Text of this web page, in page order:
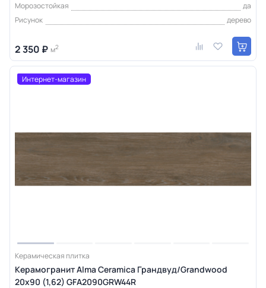
Морозостойкая
да
Рисунок
дерево
2 350 ₽ м2
Интернет-магазин
Керамическая плитка
Керамогранит Alma Ceramica Грандвуд/Grandwood
20х90 (1,62) GFA2090GRW44R